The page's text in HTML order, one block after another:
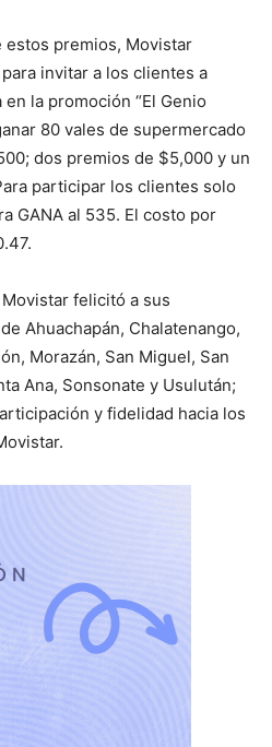
premios, Movistar
invitar a los clientes a
la promoción “El Genio
80 vales de supermercado
dos premios de $5,000 y un
participar los clientes solo
GANA al 535. El costo por
felicitó a sus
Ahuachapán, Chalatenango,
Morazán, San Miguel, San
Ana, Sonsonate y Usulután;
y fidelidad hacia los